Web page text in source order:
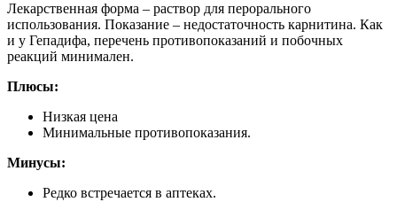
Лекарственная форма – раствор для перорального
использования. Показание – недостаточность карнитина. Как
и у Гепадифа, перечень противопоказаний и побочных
реакций минимален.
Плюсы:
Низкая цена
Минимальные противопоказания.
Минусы:
Редко встречается в аптеках.